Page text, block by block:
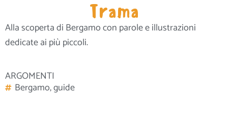
Trama
Alla scoperta di Bergamo con parole e illustrazioni
dedicate ai più piccoli.
ARGOMENTI
Bergamo,guide